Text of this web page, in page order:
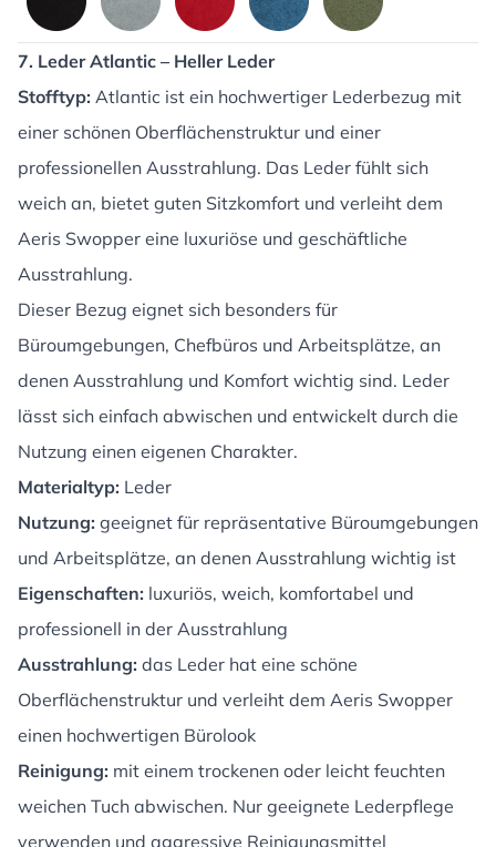
7. Leder Atlantic – Heller Leder
Stofftyp: Atlantic ist ein hochwertiger Lederbezug mit
einer schönen Oberflächenstruktur und einer
professionellen Ausstrahlung. Das Leder fühlt sich
weich an, bietet guten Sitzkomfort und verleiht dem
Aeris Swopper eine luxuriöse und geschäftliche
Ausstrahlung.
Dieser Bezug eignet sich besonders für
Büroumgebungen, Chefbüros und Arbeitsplätze, an
denen Ausstrahlung und Komfort wichtig sind. Leder
lässt sich einfach abwischen und entwickelt durch die
Nutzung einen eigenen Charakter.
Materialtyp: Leder
Nutzung: geeignet für repräsentative Büroumgebungen
und Arbeitsplätze, an denen Ausstrahlung wichtig ist
Eigenschaften: luxuriös, weich, komfortabel und
professionell in der Ausstrahlung
Ausstrahlung: das Leder hat eine schöne
Oberflächenstruktur und verleiht dem Aeris Swopper
einen hochwertigen Bürolook
Reinigung: mit einem trockenen oder leicht feuchten
weichen Tuch abwischen. Nur geeignete Lederpflege
verwenden und aggressive Reinigungsmittel